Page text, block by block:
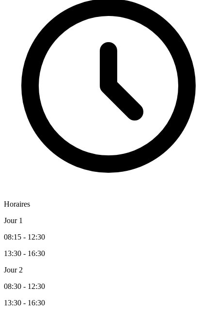
Horaires
Jour 1
08:15 - 12:30
13:30 - 16:30
Jour 2
08:30 - 12:30
13:30 - 16:30